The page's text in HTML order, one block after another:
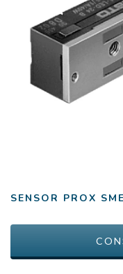
SENSOR PROX